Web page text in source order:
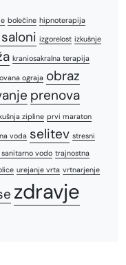
bolečine hipnoterapija
izgorelost izkušnje
kraniosakralna terapija
ograja obraz
prenova
zipline prvi maraton
voda selitev stresni
vodo trajnostna
urejanje vrta vrtnarjenje
zdravje